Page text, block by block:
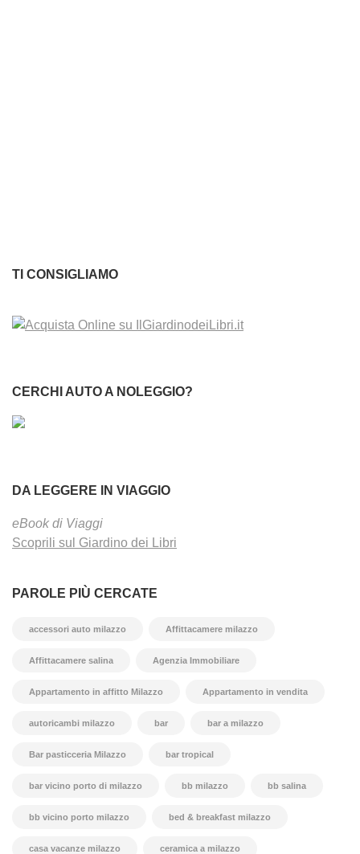
TI CONSIGLIAMO
CERCHI AUTO A NOLEGGIO?
DA LEGGERE IN VIAGGIO
eBook di Viaggi
Scoprili sul Giardino dei Libri
PAROLE PIÙ CERCATE
accessori auto milazzo Affittacamere milazzo
Affittacamere salina Agenzia Immobiliare
Appartamento in affitto Milazzo Appartamento in vendita
autoricambi milazzo bar bar a milazzo
Bar pasticceria Milazzo bar tropical
bar vicino porto di milazzo bb milazzo bb salina
bb vicino porto milazzo bed & breakfast milazzo
casa vacanze milazzo ceramica a milazzo